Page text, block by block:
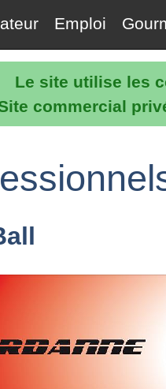
Le site utilise les
commercial
Emploi